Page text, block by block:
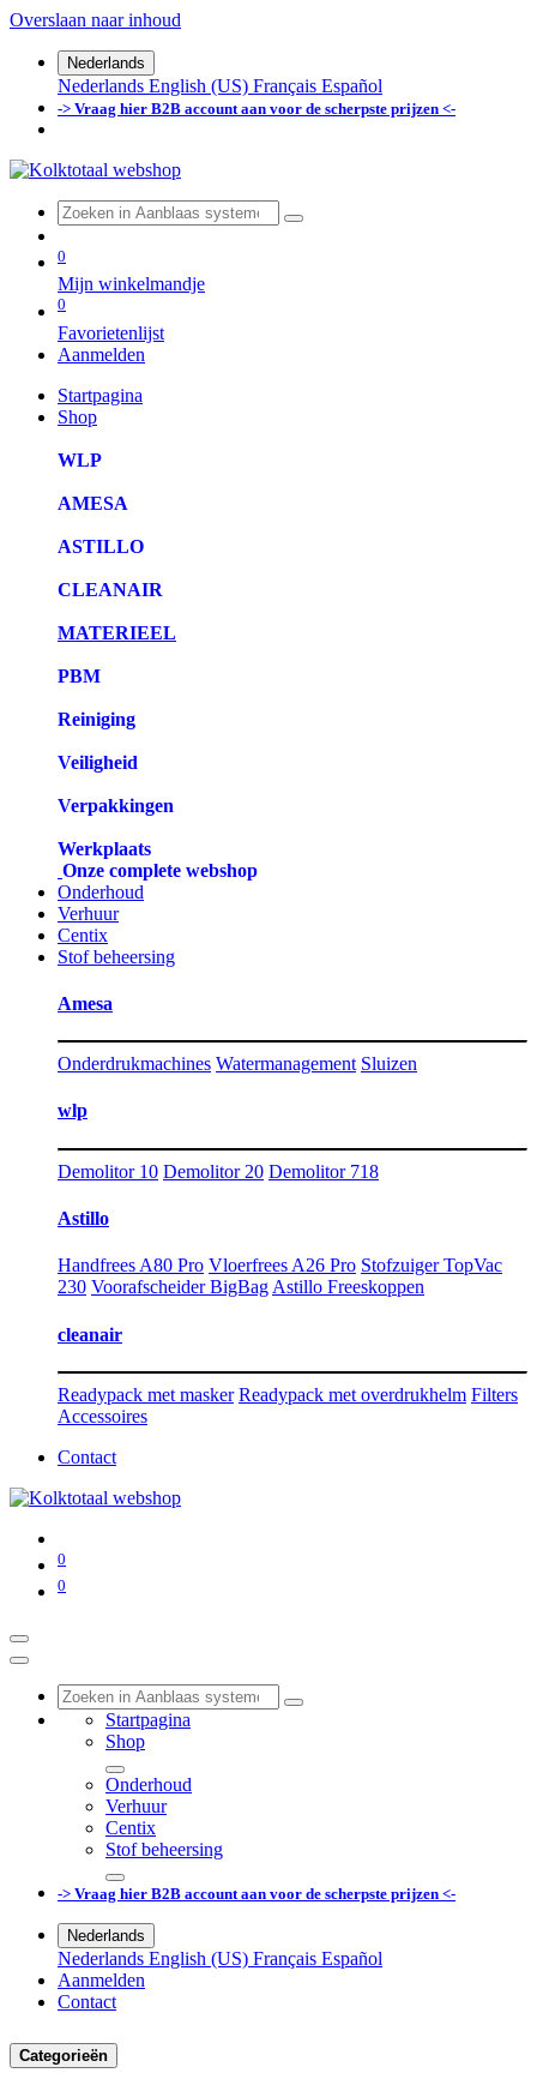
Overslaan naar inhoud
Nederlands
Nederlands English (US) Français Español
-> Vraag hier B2B account aan voor de scherpste prijzen <-
0
Mijn winkelmandje
0
Favorietenlijst
Aanmelden
Startpagina
Shop
WLP
AMESA
ASTILLO
CLEANAIR
MATERIEEL
PBM
Reiniging
Veiligheid
Verpakkingen
Werkplaats
Onze complete webshop
Onderhoud
Verhuur
Centix
Stof beheersing
Amesa
Onderdrukmachines Watermanagement Sluizen
wlp
Demolitor 10 Demolitor 20 Demolitor 718
Astillo
Handfrees A80 Pro Vloerfrees A26 Pro Stofzuiger TopVac
230 Voorafscheider BigBag Astillo Freeskoppen
cleanair
Readypack met masker Readypack met overdrukhelm Filters
Accessoires
Contact
0
0
Startpagina
Shop
Onderhoud
Verhuur
Centix
Stof beheersing
-> Vraag hier B2B account aan voor de scherpste prijzen <-
Nederlands
Nederlands English (US) Français Español
Aanmelden
Contact
Categorieën